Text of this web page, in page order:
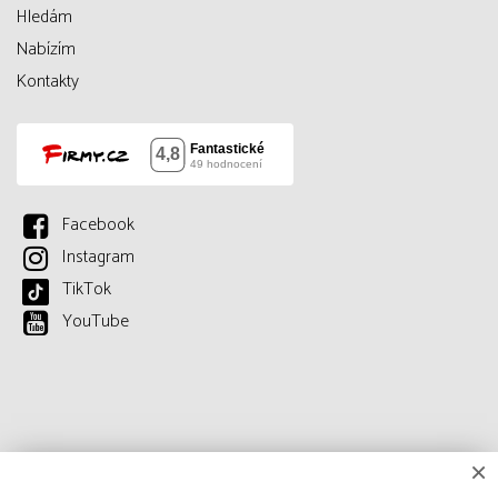
Hledám
Nabízím
Kontakty
Facebook
Instagram
TikTok
YouTube
×